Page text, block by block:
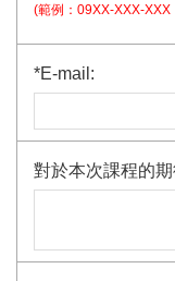
(範例：09XX-XXX-
*E-mail:
對於本次課程的期